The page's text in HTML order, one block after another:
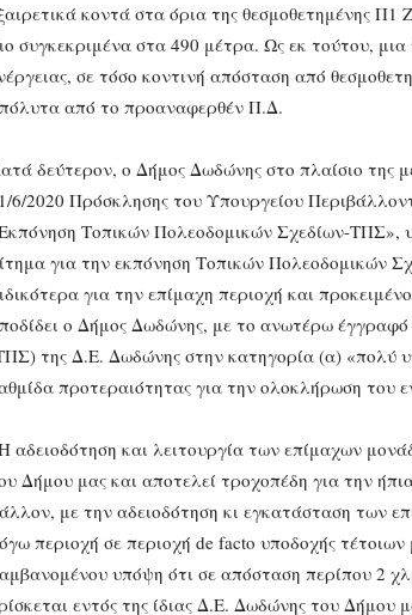
κοντά στα όρια της θεσμοθετημένης
συγκεκριμένα στα 490 μέτρα. Ως εκ τούτου,
σε τόσο κοντινή απόσταση από
από το προαναφερθέν Π.Δ.
δεύτερον, ο Δήμος Δωδώνης στο πλαίσιο
6/2020 Πρόσκλησης του Υπουργείου
Τοπικών Πολεοδομικών Σχεδίων-ΤΠΣ»,
για την εκπόνηση Τοπικών Πολεοδομικών
για την επίμαχη περιοχή και
ο Δήμος Δωδώνης, με το ανωτέρω
της Δ.Ε. Δωδώνης στην κατηγορία (α) «πολύ
προτεραιότητας για την ολοκλήρωση του
αδειοδότηση και λειτουργία των επίμαχων
Δήμου μας και αποτελεί τροχοπέδη για την
με την αδειοδότηση κι εγκατάσταση των
περιοχή σε περιοχή de facto υποδοχής
υπόψη ότι σε απόσταση περίπου 2
εντός της ίδιας Δ.Ε. Δωδώνης του Δήμου